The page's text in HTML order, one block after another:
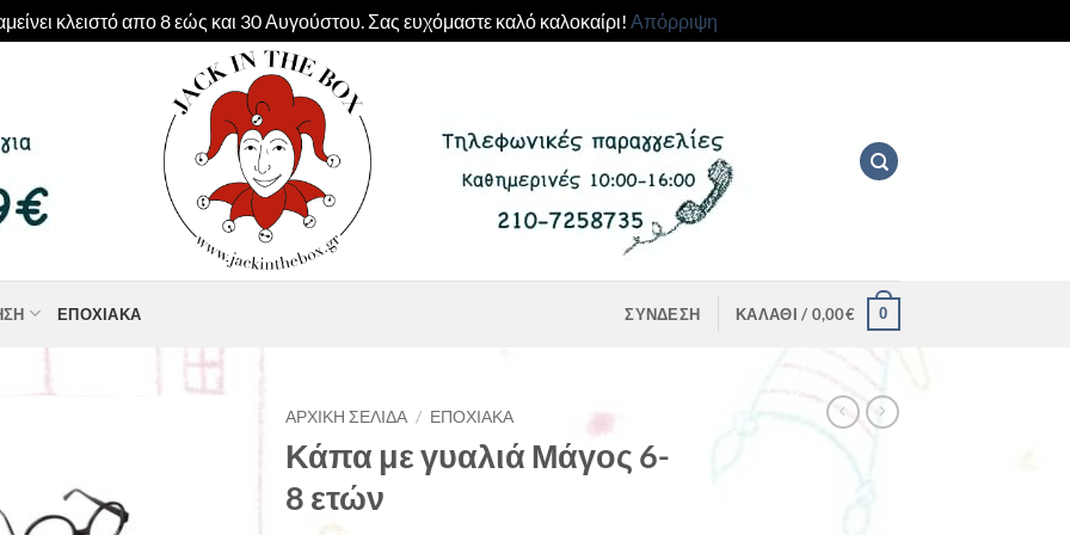
κλειστό απο 8 εώς και 30 Αυγούστου. Σας ευχόμαστε καλό καλοκαίρι! Απόρριψη
ΕΠΟΧΙΑΚΆ ΣΎΝΔΕΣΗ ΚΑΛΆΘΙ / 0,00€ 0
ΑΡΧΙΚΉ ΣΕΛΊΔΑ / ΕΠΟΧΙΑΚΆ
Κάπα με γυαλιά Μάγος 6-
8 ετών